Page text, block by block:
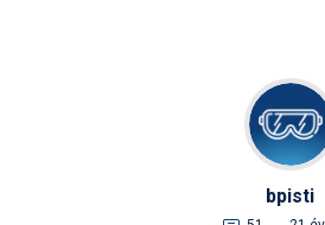
bpisti